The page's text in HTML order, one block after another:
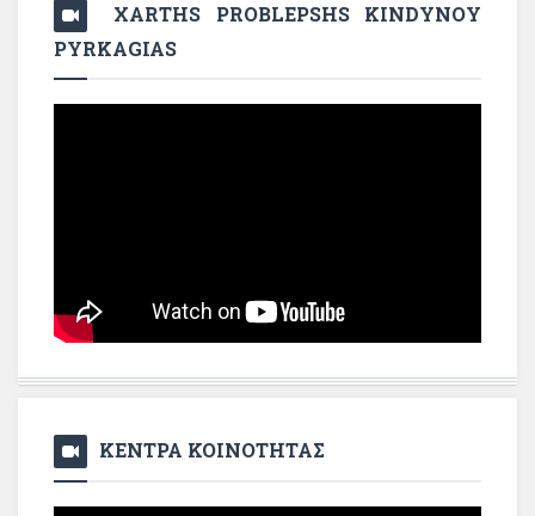
XARTHS PROBLEPSHS KINDYNOY
PYRKAGIAS
ΚΕΝΤΡΑ ΚΟΙΝΟΤΗΤΑΣ